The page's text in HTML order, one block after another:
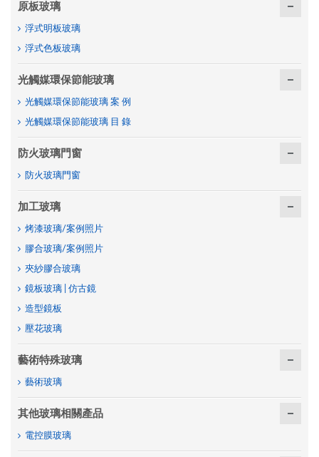
原板玻璃
浮式明板玻璃
浮式色板玻璃
光觸媒環保節能玻璃
光觸媒環保節能玻璃 案 例
光觸媒環保節能玻璃 目 錄
防火玻璃門窗
防火玻璃門窗
加工玻璃
烤漆玻璃/案例照片
膠合玻璃/案例照片
夾紗膠合玻璃
鏡板玻璃 | 仿古鏡
造型鏡板
壓花玻璃
藝術特殊玻璃
藝術玻璃
其他玻璃相關產品
電控膜玻璃